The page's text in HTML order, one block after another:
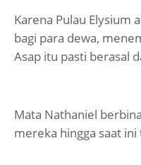
Karena Pulau Elysium
bagi para dewa,
Asap itu pasti berasal
Mata Nathaniel
mereka hingga saat